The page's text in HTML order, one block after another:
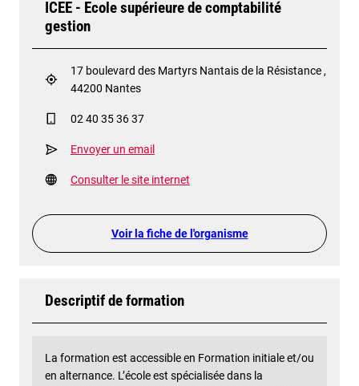
ICEE - Ecole supérieure de comptabilité
gestion
17 boulevard des Martyrs Nantais de la Résistance ,
44200 Nantes
02 40 35 36 37
Envoyer un email
Consulter le site internet
Voir la fiche de l'organisme
Descriptif de formation
La formation est accessible en Formation initiale et/ou
en alternance. L’école est spécialisée dans la